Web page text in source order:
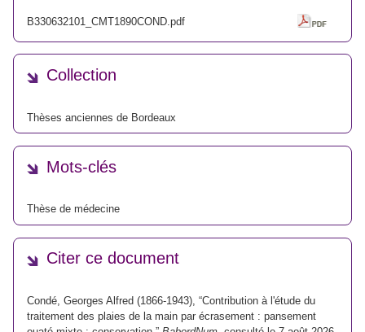
B330632101_CMT1890COND.pdf
Collection
Thèses anciennes de Bordeaux
Mots-clés
Thèse de médecine
Citer ce document
Condé, Georges Alfred (1866-1943), “Contribution à l'étude du
traitement des plaies de la main par écrasement : pansement